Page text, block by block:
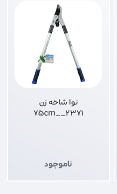
نوا شاخه زن
2371__75cm
ناموجود